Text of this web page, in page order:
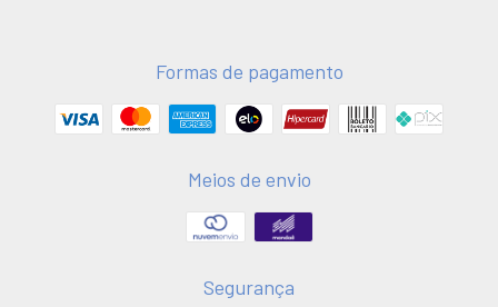
Formas de pagamento
Meios de envio
Segurança